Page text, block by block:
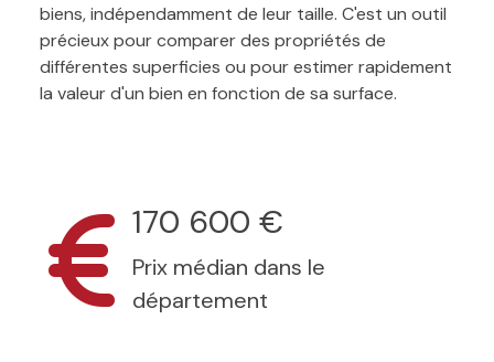
biens, indépendamment de leur taille. C'est un outil
précieux pour comparer des propriétés de
différentes superficies ou pour estimer rapidement
la valeur d'un bien en fonction de sa surface.
170 600 €
Prix médian dans le
département